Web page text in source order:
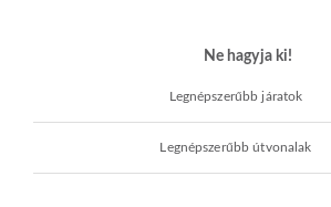
Ne hagyja ki!
Legnépszerűbb járatok
Legnépszerűbb útvonalak